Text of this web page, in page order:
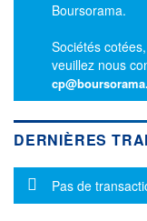
Boursorama.
Sociétés
veuillez nous
DERNIÈRES
Message
Pas de